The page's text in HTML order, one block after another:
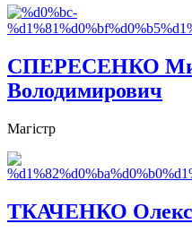
СПЕРЕСЕНКО
Володимирович
Магістр
ТКАЧЕНКО